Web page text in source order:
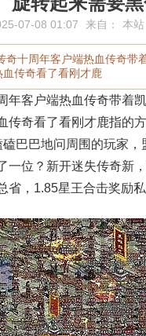
07-08 01:07 来自： 本站
奇十周年客户端热血传奇带
传奇看了看刚才鹿
年客户端热血传奇带着
传奇看了看刚才鹿指的
巴巴地问周围的玩家
一位？新开迷失传奇新
省，1.85星王合击奖励